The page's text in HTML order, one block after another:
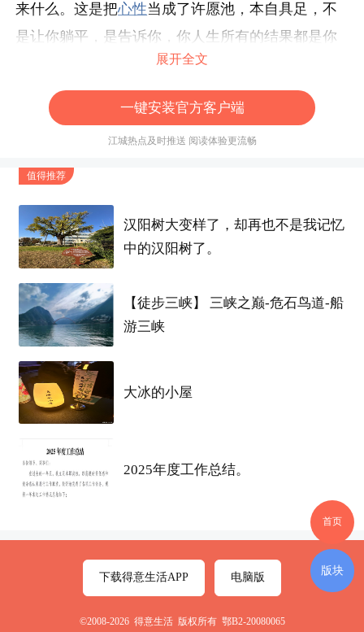
来什么。这是把心性当成了许愿池，本自具足，不
是让你躺平，是告诉你，你人生所有的结果都是你
投射出来的。你赚到的钱、亏掉的账，遇到的
人，卡住的坎，根子都在你的心性上，不在外面。
你不知道你的心在怎么运作，所以你只能被它推着
走，你知道了，你就不再是那个被动的你了，你开
始看见因果
标签
展开全文
一键安装官方客户端
江城热点及时推送 阅读体验更流畅
值得推荐
汉阳树大变样了，却再也不是我记忆
中的汉阳树了。
【徒步三峡】 三峡之巅-危石鸟道-船
游三峡
大冰的小屋
2025年度工作总结。
首页
版块
下载得意生活APP 电脑版
©2008-2026 得意生活 版权所有 鄂B2-20080065